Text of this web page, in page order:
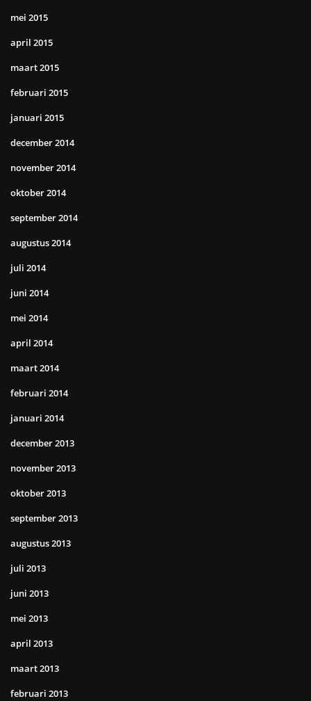
mei 2015
april 2015
maart 2015
februari 2015
januari 2015
december 2014
november 2014
oktober 2014
september 2014
augustus 2014
juli 2014
juni 2014
mei 2014
april 2014
maart 2014
februari 2014
januari 2014
december 2013
november 2013
oktober 2013
september 2013
augustus 2013
juli 2013
juni 2013
mei 2013
april 2013
maart 2013
februari 2013